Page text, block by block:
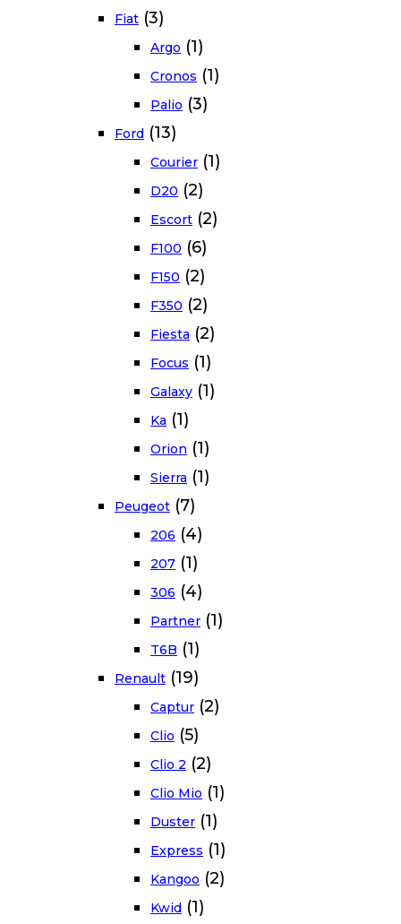
Fiat (3)
Argo (1)
Cronos (1)
Palio (3)
Ford (13)
Courier (1)
D20 (2)
Escort (2)
F100 (6)
F150 (2)
F350 (2)
Fiesta (2)
Focus (1)
Galaxy (1)
Ka (1)
Orion (1)
Sierra (1)
Peugeot (7)
206 (4)
207 (1)
306 (4)
Partner (1)
T6B (1)
Renault (19)
Captur (2)
Clio (5)
Clio 2 (2)
Clio Mio (1)
Duster (1)
Express (1)
Kangoo (2)
Kwid (1)